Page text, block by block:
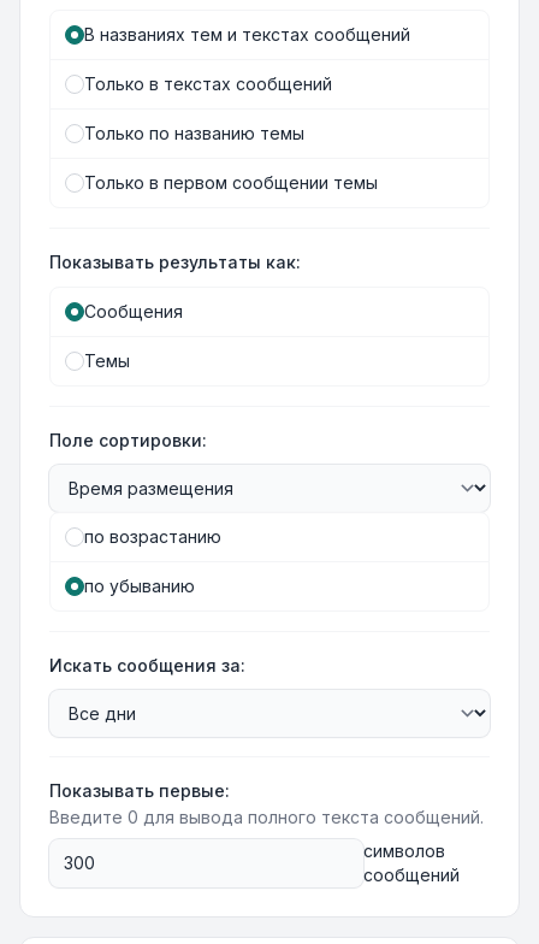
В названиях тем и текстах сообщений
Только в текстах сообщений
Только по названию темы
Только в первом сообщении темы
Показывать результаты как:
Сообщения
Темы
Поле сортировки:
по возрастанию
по убыванию
Искать сообщения за:
Показывать первые:
Введите 0 для вывода полного текста сообщений.
символов
сообщений